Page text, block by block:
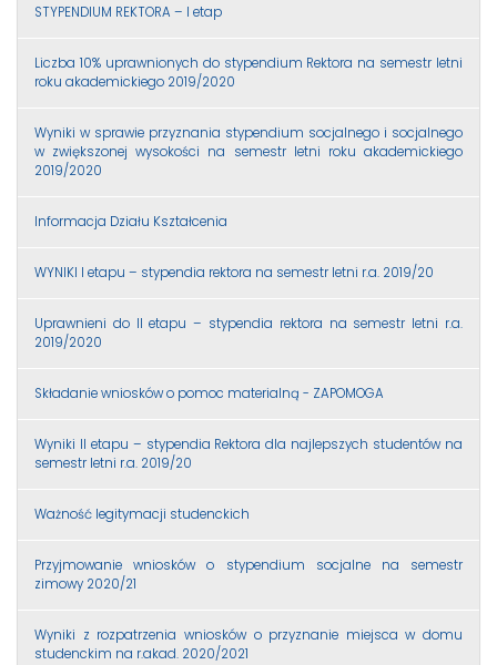
STYPENDIUM REKTORA – I etap
Liczba 10% uprawnionych do stypendium Rektora na semestr letni
roku akademickiego 2019/2020
Wyniki w sprawie przyznania stypendium socjalnego i socjalnego
w zwiększonej wysokości na semestr letni roku akademickiego
2019/2020
Informacja Działu Kształcenia
WYNIKI I etapu – stypendia rektora na semestr letni r.a. 2019/20
Uprawnieni do II etapu – stypendia rektora na semestr letni r.a.
2019/2020
Składanie wniosków o pomoc materialną - ZAPOMOGA
Wyniki II etapu – stypendia Rektora dla najlepszych studentów na
semestr letni r.a. 2019/20
Ważność legitymacji studenckich
Przyjmowanie wniosków o stypendium socjalne na semestr
zimowy 2020/21
Wyniki z rozpatrzenia wniosków o przyznanie miejsca w domu
studenckim na r.akad. 2020/2021